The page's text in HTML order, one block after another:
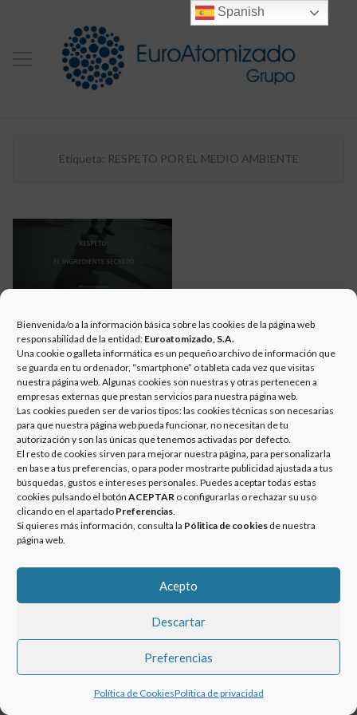
Bienvenida/o a la información básica sobre las cookies de la página web
responsabilidad de la entidad: Euroatomizado, S.A.
Una cookie o galleta informática es un pequeño archivo de información que
se guarda en tu ordenador, “smartphone” o tableta cada vez que visitas
nuestra página web. Algunas cookies son nuestras y otras pertenecen a
empresas externas que prestan servicios para nuestra página web.
Las cookies pueden ser de varios tipos: las cookies técnicas son necesarias
para que nuestra página web pueda funcionar, no necesitan de tu
autorización y son las únicas que tenemos activadas por defecto.
El resto de cookies sirven para mejorar nuestra página, para personalizarla
en base a tus preferencias, o para poder mostrarte publicidad ajustada a tus
búsquedas, gustos e intereses personales. Puedes aceptar todas estas
cookies pulsando el botón ACEPTAR o configurarlas o rechazar su uso
clicando en el apartado Preferencias.
Si quieres más información, consulta la Pólitica de cookies de nuestra
página web.
Acepto
Descartar
Preferencias
Política de CookiesPolítica de privacidad
Etiqueta: RESPETO POR EL MEDIO AMBIENTE
CAMPAÑA CERÁMICA
EUROPEA “RESPETO:
EL INGREDIENTE
SECRETO”
Posted
on
24 septiembre, 2024 Categories
Noticias
La Asociación Española de
Fabricantes de Azulejos y
Pavimentos Cerámicos (ASCER),
con el apoyo de la Generalitat
Valenciana, lanza la campaña “El
ingrediente secreto” …
More CAMPAÑA CERÁMICA EUROPEA “RESPETO: EL
© 2020-2023 GRUPOEUROATOMIZADO. Todos los derechos
reservados.
Spanish